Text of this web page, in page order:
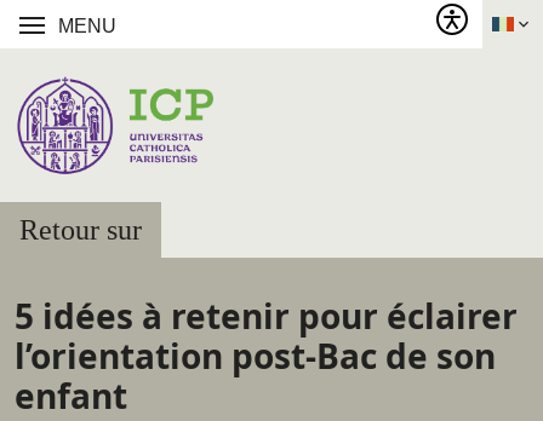
MENU
Retour sur
5 idées à retenir pour éclairer
l’orientation post-Bac de son
enfant